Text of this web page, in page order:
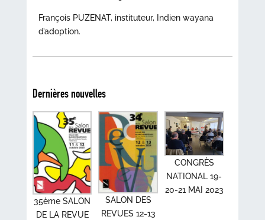
François PUZENAT, instituteur, Indien wayana
d’adoption.
Dernières nouvelles
35ème SALON
DE LA REVUE
SALON DES
REVUES 12-13
CONGRÈS
NATIONAL 19-
20-21 MAI 2023